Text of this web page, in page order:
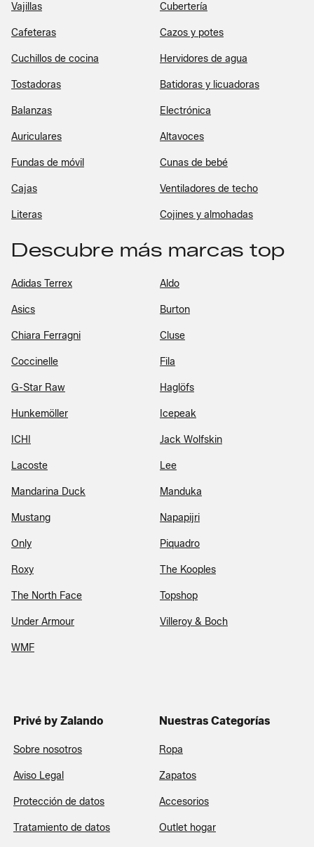
Vajillas Cubertería
Cafeteras Cazos y potes
Cuchillos de cocina Hervidores de agua
Tostadoras Batidoras y licuadoras
Balanzas Electrónica
Auriculares Altavoces
Fundas de móvil Cunas de bebé
Cajas Ventiladores de techo
Literas Cojines y almohadas
Descubre más marcas top
Adidas Terrex Aldo
Asics Burton
Chiara Ferragni Cluse
Coccinelle Fila
G-Star Raw Haglöfs
Hunkemöller Icepeak
ICHI Jack Wolfskin
Lacoste Lee
Mandarina Duck Manduka
Mustang Napapijri
Only Piquadro
Roxy The Kooples
The North Face Topshop
Under Armour Villeroy & Boch
WMF
Privé by Zalando
Sobre nosotros
Aviso Legal
Protección de datos
Tratamiento de datos
Nuestras Categorías
Ropa
Zapatos
Accesorios
Outlet hogar